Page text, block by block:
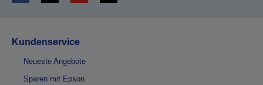
Kundenservice
Neueste Angebote
Sparen mit Epson